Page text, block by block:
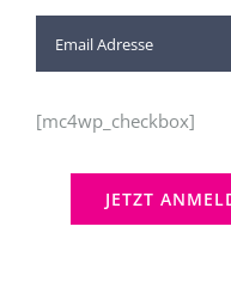
[mc4wp_checkbox]